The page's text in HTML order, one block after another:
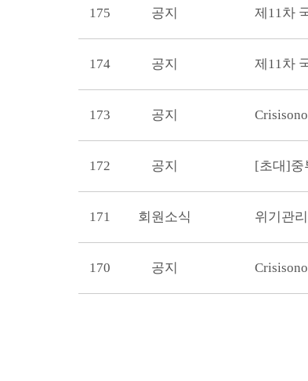
175 공지 제11차
174 공지 제11차
173 공지
172 공지 [초대]중
171 회원소식 위기관
170 공지